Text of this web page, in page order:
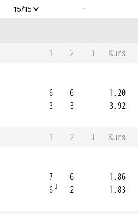
15/15 -
1 2 3
Kurs
6
3
6
3
1.20
3.92
1 2 3
Kurs
7
6 3
6
2
1.86
1.83